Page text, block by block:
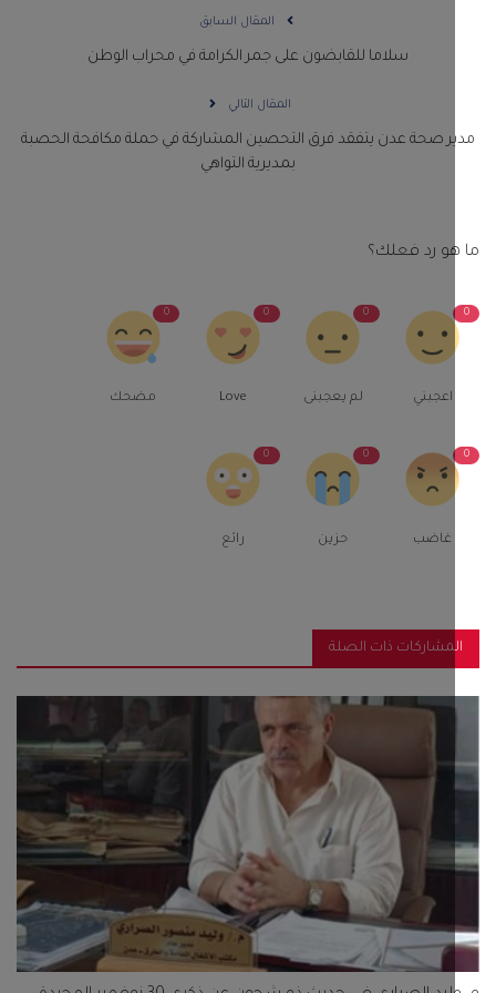
المقال السابق
سلاما للقابضون على جمر الكرامة في محراب الوطن
المقال التالي
صحة عدن يتفقد فرق التحصين المشاركة في حملة مكافحة الحصبة
بمديرية التواهي
رد فعلك؟
لم يعجبنى مضحك
ذات الصلة